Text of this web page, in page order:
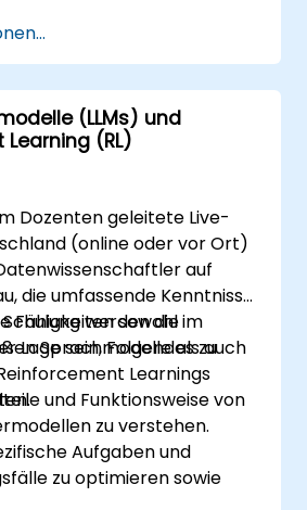
von Prädiktionsmodellen
von LLMs bewerten.
in bestehende
integrieren.
(LLMs) und
(RL)
Dozenten geleitete Live-
(online oder vor Ort)
auf
die umfassende Kenntnisse
Fähigkeiten sowohl im
Sprachmodelle als auch
Learnings
werden die
Lage sein, Folgendes zu
und Funktionsweise von
zu verstehen.
Aufgaben und
zu optimieren sowie